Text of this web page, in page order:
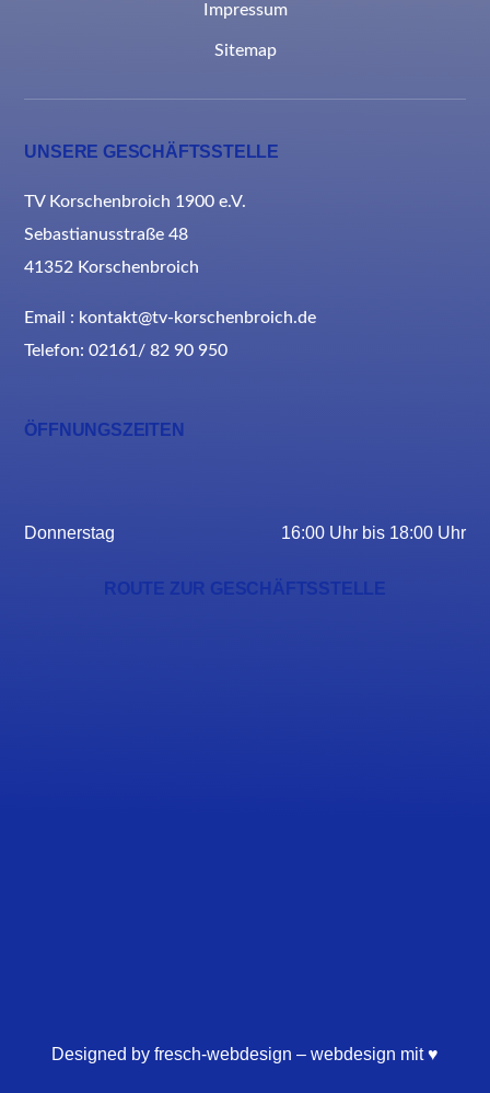
Impressum
Sitemap
UNSERE GESCHÄFTSSTELLE
TV Korschenbroich 1900 e.V.
Sebastianusstraße 48
41352 Korschenbroich
Email : kontakt@tv-korschenbroich.de
Telefon: 02161/ 82 90 950
ÖFFNUNGSZEITEN
Donnerstag 16:00 Uhr bis 18:00 Uhr
ROUTE ZUR GESCHÄFTSSTELLE
Designed by fresch-webdesign – webdesign mit ♥